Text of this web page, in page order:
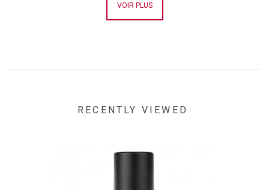
VOIR PLUS
RECENTLY VIEWED